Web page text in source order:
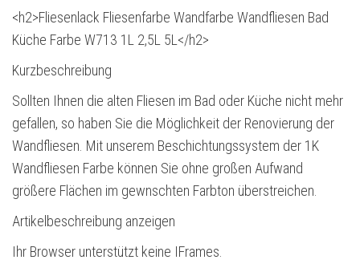
<h2>Fliesenlack Fliesenfarbe Wandfarbe Wandfliesen Bad
Küche Farbe W713 1L 2,5L 5L</h2>
Kurzbeschreibung
Sollten Ihnen die alten Fliesen im Bad oder Küche nicht mehr
gefallen, so haben Sie die Möglichkeit der Renovierung der
Wandfliesen. Mit unserem Beschichtungssystem der 1K
Wandfliesen Farbe können Sie ohne großen Aufwand
größere Flächen im gewnschten Farbton überstreichen.
Artikelbeschreibung anzeigen
Ihr Browser unterstützt keine IFrames.